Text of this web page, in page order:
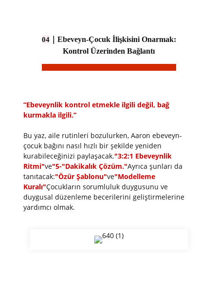
04｜ Ebeveyn-Çocuk İlişkisini Onarmak:
Kontrol Üzerinden Bağlantı
“Ebeveynlik kontrol etmekle ilgili değil, bağ
kurmakla ilgili.”
Bu yaz, aile rutinleri bozulurken, Aaron ebeveyn-
çocuk bağını nasıl hızlı bir şekilde yeniden
kurabileceğinizi paylaşacak."3:2:1 Ebeveynlik
Ritmi"ve"5-"Dakikalık Çözüm."Ayrıca şunları da
tanıtacak:"Özür Şablonu"ve"Modelleme
Kuralı"Çocukların sorumluluk duygusunu ve
duygusal düzenleme becerilerini geliştirmelerine
yardımcı olmak.